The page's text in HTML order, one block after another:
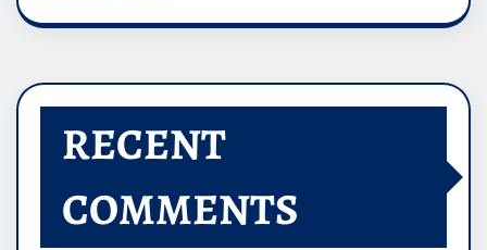
RECENT
COMMENTS